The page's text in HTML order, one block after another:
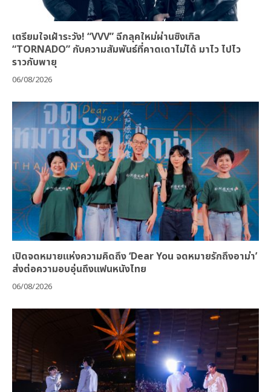
เตรียมใจเฝ้าระวัง! “VVV” ฉีกลุคใหม่ผ่านซิงเกิล
“TORNADO” กับความสัมพันธ์ที่คาดเดาไม่ได้ มาไว ไปไว
ราวกับพายุ
06/08/2026
เปิดจดหมายแห่งความคิดถึง ‘Dear You จดหมายรักถึงอาม่า’
ส่งต่อความอบอุ่นถึงแฟนหนังไทย
06/08/2026